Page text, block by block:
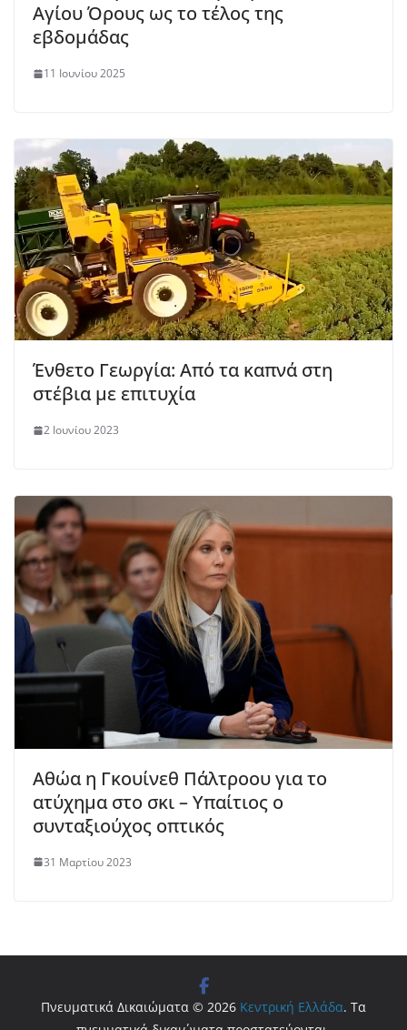
Αγίου Όρους ως το τέλος της
εβδομάδας
11 Ιουνίου 2025
Ένθετο Γεωργία: Από τα καπνά στη
στέβια με επιτυχία
2 Ιουνίου 2023
Αθώα η Γκουίνεθ Πάλτροου για το
ατύχημα στο σκι – Υπαίτιος ο
συνταξιούχος οπτικός
31 Μαρτίου 2023
Πνευματικά Δικαιώματα © 2026 Κεντρική Ελλάδα. Τα